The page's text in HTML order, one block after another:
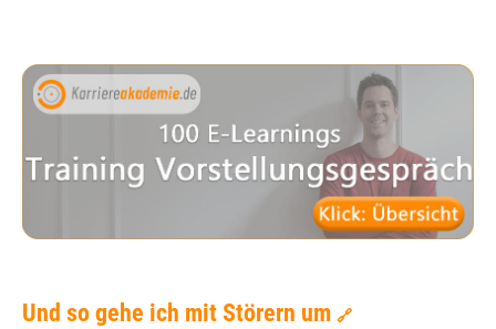
Und so gehe ich mit Störern um 🔗